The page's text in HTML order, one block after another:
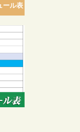
ール表